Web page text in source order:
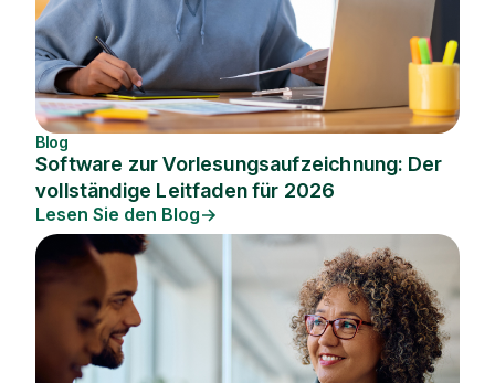
Blog
Software zur Vorlesungsaufzeichnung: Der
vollständige Leitfaden für 2026
Lesen Sie den Blog